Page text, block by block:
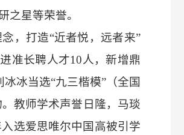
之星等荣誉。
，打造“近者悦，远者来”
准长聘人才10人，新增鼎
冰当选“九三楷模”（全国
教师学术声誉日隆，马琰
选爱思唯尔中国高被引学